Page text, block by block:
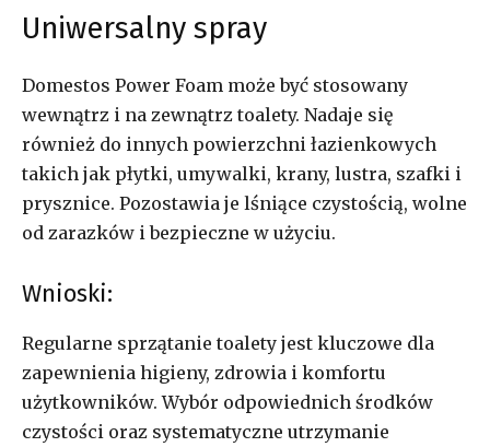
Uniwersalny spray
Domestos Power Foam może być stosowany
wewnątrz i na zewnątrz toalety. Nadaje się
również do innych powierzchni łazienkowych
takich jak płytki, umywalki, krany, lustra, szafki i
prysznice. Pozostawia je lśniące czystością, wolne
od zarazków i bezpieczne w użyciu.
Wnioski:
Regularne sprzątanie toalety jest kluczowe dla
zapewnienia higieny, zdrowia i komfortu
użytkowników. Wybór odpowiednich środków
czystości oraz systematyczne utrzymanie